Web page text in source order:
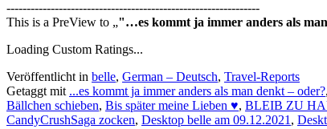
---------------------------------------------------------------
This is a PreView to
"…es kommt ja immer anders als
Loading Custom Ratings...
Veröffentlicht in belle, German – Deutsch, Travel-Reports
Getaggt mit ...es kommt ja immer anders als man denkt – oder?,
Bällchen schieben, Bis später meine Lieben ♥, BLEIB ZU
CandyCrushSaga zocken, Desktop belle am 09.12.2021,